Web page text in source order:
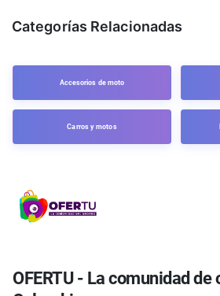
Categorías Relacionadas
Accesorios de moto
Carros y motos
OFERTU - La comunidad de